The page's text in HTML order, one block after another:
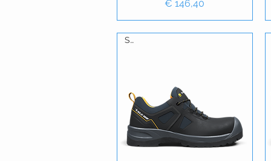
Prijs
€ 146,40
S3L